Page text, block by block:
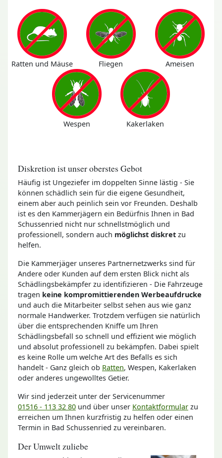
Ratten und Mäuse Fliegen Ameisen
Wespen Kakerlaken
Diskretion ist unser oberstes Gebot
Häufig ist Ungeziefer im doppelten Sinne lästig - Sie
können schädlich sein für die eigene Gesundheit,
einem aber auch peinlich sein vor Freunden. Deshalb
ist es den Kammerjägern ein Bedürfnis Ihnen in Bad
Schussenried nicht nur schnellstmöglich und
professionell, sondern auch möglichst diskret zu
helfen.
Die Kammerjäger unseres Partnernetzwerks sind für
Andere oder Kunden auf dem ersten Blick nicht als
Schädlingsbekämpfer zu identifizieren - Die Fahrzeuge
tragen keine kompromittierenden Werbeaufdrucke
und auch die Mitarbeiter selbst sehen aus wie ganz
normale Handwerker. Trotzdem verfügen sie natürlich
über die entsprechenden Kniffe um Ihren
Schädlingsbefall so schnell und effizient wie möglich
und absolut professionell zu bekämpfen. Dabei spielt
es keine Rolle um welche Art des Befalls es sich
handelt - Ganz gleich ob Ratten, Wespen, Kakerlaken
oder anderes ungewolltes Getier.
Wir sind jederzeit unter der Servicenummer
01516 - 113 32 80 und über unser Kontaktformular zu
erreichen um Ihnen kurzfristig zu helfen oder einen
Termin in Bad Schussenried zu vereinbaren.
Der Umwelt zuliebe